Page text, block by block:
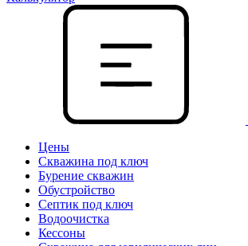
Цены
Скважина под ключ
Бурение скважин
Обустройство
Септик под ключ
Водоочистка
Кессоны